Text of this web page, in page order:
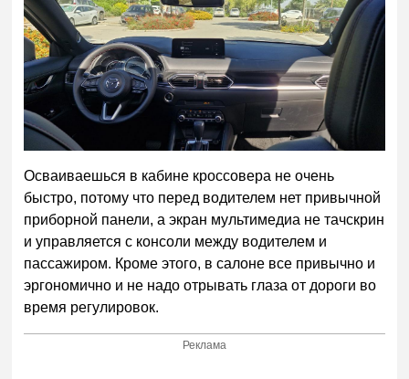
Осваиваешься в кабине кроссовера не очень
быстро, потому что перед водителем нет привычной
приборной панели, а экран мультимедиа не тачскрин
и управляется с консоли между водителем и
пассажиром. Кроме этого, в салоне все привычно и
эргономично и не надо отрывать глаза от дороги во
время регулировок.
Реклама